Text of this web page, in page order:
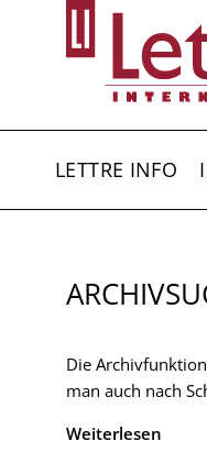
LETTRE INFO
Die
man auch nach
Weiterlesen